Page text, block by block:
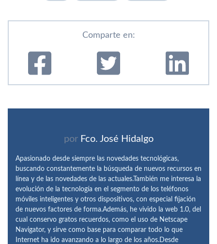
Comparte en:
por Fco. José Hidalgo
Apasionado desde siempre las novedades tecnológicas,
buscando constantemente la búsqueda de nuevos recursos en
línea y de las novedades de las actuales.También me interesa la
evolución de la tecnología en el segmento de los teléfonos
móviles inteligentes y otros dispositivos, con especial fijación
de nuevos factores de forma.Además, he vivido la web 1.0, del
cual conservo gratos recuerdos, como el uso de Netscape
Navigator, y sirve como base para comparar todo lo que
Internet ha ido avanzando a lo largo de los años.Desde